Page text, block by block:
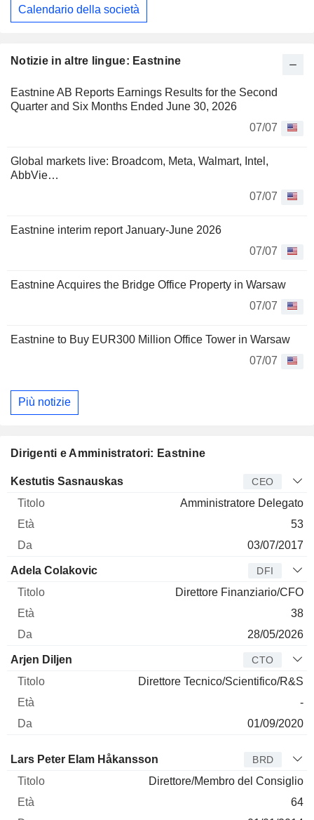
Notizie in altre lingue: Eastnine
Eastnine AB Reports Earnings Results for the Second
Quarter and Six Months Ended June 30, 2026
07/07
Global markets live: Broadcom, Meta, Walmart, Intel,
AbbVie…
07/07
Eastnine interim report January-June 2026
07/07
Eastnine Acquires the Bridge Office Property in Warsaw
07/07
Eastnine to Buy EUR300 Million Office Tower in Warsaw
07/07
Più notizie
Dirigenti e Amministratori: Eastnine
Manager Titolo Età Da
Kestutis Sasnauskas CEO
Amministratore Delegato
53
03/07/2017
Adela Colakovic DFI
Direttore Finanziario/CFO
38
28/05/2026
Arjen Diljen CTO
Direttore Tecnico/Scientifico/R&S
-
01/09/2020
Amministratore Titolo Età Da
Lars Peter Elam Håkansson BRD
Direttore/Membro del Consiglio
64
Calendario della società